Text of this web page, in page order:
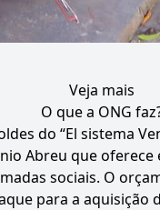
Veja mais
O que a ONG
do “El sistema
Abreu que
sociais. O
para a aquisição